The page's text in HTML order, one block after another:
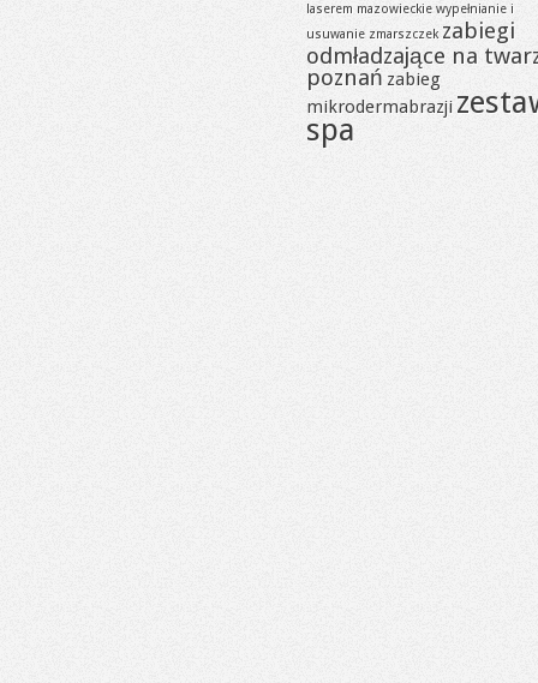
laserem mazowieckie wypełnianie i
usuwanie zmarszczek zabiegi
odmładzające na
poznań zabieg
mikrodermabrazji
spa